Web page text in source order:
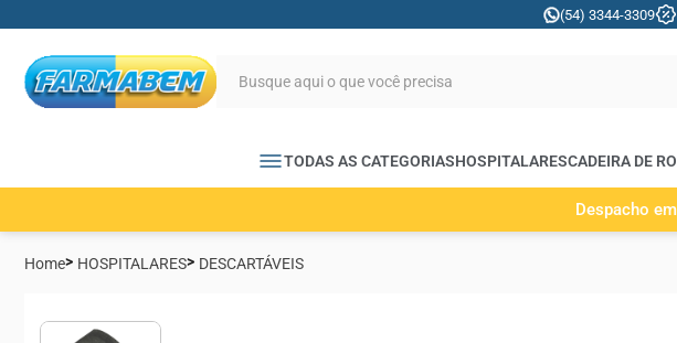
(54) 3344-3309
TODAS AS CATEGORIASHOSPITALARESCADEIRA DE
Despacho
Home HOSPITALARES DESCARTÁVEIS